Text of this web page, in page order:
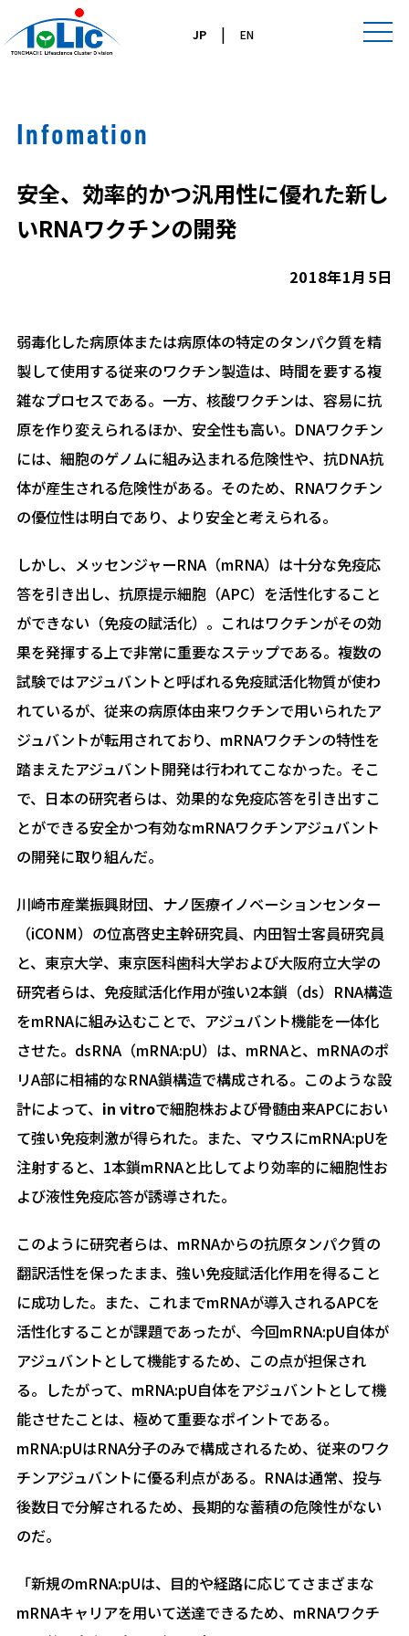
JP| EN
Infomation
安全、効率的かつ汎用性に優れた新し
いRNAワクチンの開発
2018年1月5日
弱毒化した病原体または病原体の特定のタンパク質を精
製して使用する従来のワクチン製造は、時間を要する複
雑なプロセスである。一方、核酸ワクチンは、容易に抗
原を作り変えられるほか、安全性も高い。DNAワクチン
には、細胞のゲノムに組み込まれる危険性や、抗DNA抗
体が産生される危険性がある。そのため、RNAワクチン
の優位性は明白であり、より安全と考えられる。
しかし、メッセンジャーRNA（mRNA）は十分な免疫応
答を引き出し、抗原提示細胞（APC）を活性化すること
ができない（免疫の賦活化）。これはワクチンがその効
果を発揮する上で非常に重要なステップである。複数の
試験ではアジュバントと呼ばれる免疫賦活化物質が使わ
れているが、従来の病原体由来ワクチンで用いられたア
ジュバントが転用されており、mRNAワクチンの特性を
踏まえたアジュバント開発は行われてこなかった。そこ
で、日本の研究者らは、効果的な免疫応答を引き出すこ
とができる安全かつ有効なmRNAワクチンアジュバント
の開発に取り組んだ。
川崎市産業振興財団、ナノ医療イノベーションセンター
（iCONM）の位髙啓史主幹研究員、内田智士客員研究員
と、東京大学、東京医科歯科大学および大阪府立大学の
研究者らは、免疫賦活化作用が強い2本鎖（ds）RNA構造
をmRNAに組み込むことで、アジュバント機能を一体化
させた。dsRNA（mRNA:pU）は、mRNAと、mRNAのポ
リA部に相補的なRNA鎖構造で構成される。このような設
計によって、 in vitroで細胞株および骨髄由来APCにおい
て強い免疫刺激が得られた。また、マウスにmRNA:pUを
注射すると、1本鎖mRNAと比してより効率的に細胞性お
よび液性免疫応答が誘導された。
このように研究者らは、mRNAからの抗原タンパク質の
翻訳活性を保ったまま、強い免疫賦活化作用を得ること
に成功した。また、これまでmRNAが導入されるAPCを
活性化することが課題であったが、今回mRNA:pU自体が
アジュバントとして機能するため、この点が担保され
る。したがって、mRNA:pU自体をアジュバントとして機
能させたことは、極めて重要なポイントである。
mRNA:pUはRNA分子のみで構成されるため、従来のワク
チンアジュバントに優る利点がある。RNAは通常、投与
後数日で分解されるため、長期的な蓄積の危険性がない
のだ。
「新規のmRNA:pUは、目的や経路に応じてさまざまな
mRNAキャリアを用いて送達できるため、mRNAワクチ